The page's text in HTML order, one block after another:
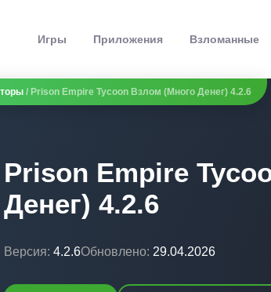
Игры Приложения Взломанные
/ Prison Empire Tycoon Взлом (Много Денег) 4.2.6
Prison Empire
Денег) 4.2.6
Версия: 4.2.6Обновлено: 29.04.2026